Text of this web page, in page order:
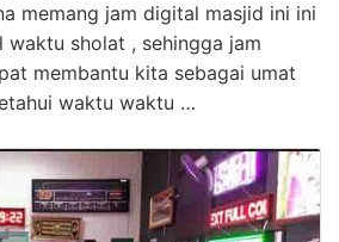
memang jam digital masjid ini ini
sholat , sehingga jam
membantu kita sebagai umat
waktu waktu …